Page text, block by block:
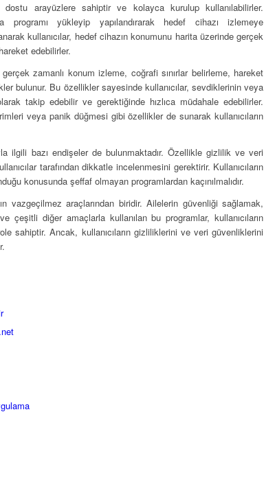
arayüzlere sahiptir ve kolayca kurulup kullanılabilirler.
programı yükleyip yapılandırarak hedef cihazı izlemeye
kullanıcılar, hedef cihazın konumunu harita üzerinde gerçek
edebilirler.
zamanlı konum izleme, coğrafi sınırlar belirleme, hareket
bulunur. Bu özellikler sayesinde kullanıcılar, sevdiklerinin veya
takip edebilir ve gerektiğinde hızlıca müdahale edebilirler.
veya panik düğmesi gibi özellikler de sunarak kullanıcıların
ilgili bazı endişeler de bulunmaktadır. Özellikle gizlilik ve veri
tarafından dikkatle incelenmesini gerektirir. Kullanıcıların
konusunda şeffaf olmayan programlardan kaçınılmalıdır.
vazgeçilmez araçlarından biridir. Ailelerin güvenliği sağlamak,
çeşitli diğer amaçlarla kullanılan bu programlar, kullanıcıların
sahiptir. Ancak, kullanıcıların gizliliklerini ve veri güvenliklerini